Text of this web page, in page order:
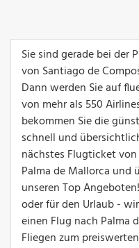
Sie sind gerade bei der
von Santiago de
Dann werden Sie auf
von mehr als 550
bekommen Sie die
schnell und
nächstes Flugticket
Palma de Mallorca und
unseren Top
oder für den Urlaub -
einen Flug nach Palma
Fliegen zum